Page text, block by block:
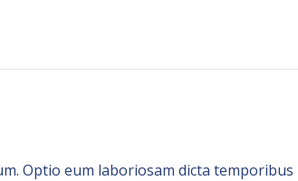
Optio eum laboriosam dicta